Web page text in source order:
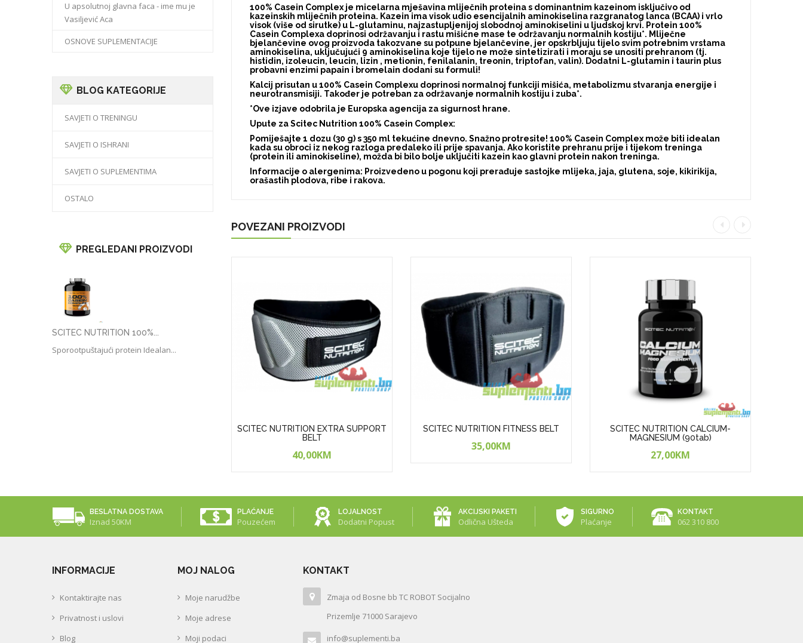
U apsolutnoj glavna faca - ime mu je
Vasiljević Aca
OSNOVE SUPLEMENTACIJE
BLOG KATEGORIJE
SAVJETI O TRENINGU
SAVJETI O ISHRANI
SAVJETI O SUPLEMENTIMA
OSTALO
PREGLEDANI PROIZVODI
SCITEC NUTRITION 100%...
Sporootpuštajući protein Idealan...
100% Casein Complex je micelarna mješavina mliječnih proteina s dominantnim kazeinom isključivo od
kazeinskih mliječnih proteina. Kazein ima visok udio esencijalnih aminokiselina razgranatog lanca (BCAA) i vrlo
visok (više od sirutke) u L-glutaminu, najzastupljenijoj slobodnoj aminokiselini u ljudskoj krvi. Protein 100%
Casein Complexa doprinosi održavanju i rastu mišićne mase te održavanju normalnih kostiju*. Mliječne
bjelančevine ovog proizvoda takozvane su potpune bjelančevine, jer opskrbljuju tijelo svim potrebnim vrstama
aminokiselina, uključujući 9 aminokiselina koje tijelo ne može sintetizirati i moraju se unositi prehranom (tj.
histidin, izoleucin, leucin, lizin , metionin, fenilalanin, treonin, triptofan, valin). Dodatni L-glutamin i taurin plus
probavni enzimi papain i bromelain dodani su formuli!
Kalcij prisutan u 100% Casein Complexu doprinosi normalnoj funkciji mišića, metabolizmu stvaranja energije i
neurotransmisiji. Također je potreban za održavanje normalnih kostiju i zuba*.
*Ove izjave odobrila je Europska agencija za sigurnost hrane.
Upute za Scitec Nutrition 100% Casein Complex:
Pomiješajte 1 dozu (30 g) s 350 ml tekućine dnevno. Snažno protresite! 100% Casein Complex može biti idealan
kada su obroci iz nekog razloga predaleko ili prije spavanja. Ako koristite prehranu prije i tijekom treninga
(protein ili aminokiseline), možda bi bilo bolje uključiti kazein kao glavni protein nakon treninga.
Informacije o alergenima: Proizvedeno u pogonu koji prerađuje sastojke mlijeka, jaja, glutena, soje, kikirikija,
orašastih plodova, ribe i rakova.
POVEZANI PROIZVODI
SCITEC NUTRITION EXTRA SUPPORT
BELT
40,00KM
SCITEC NUTRITION FITNESS BELT
35,00KM
SCITEC NUTRITION CALCIUM-
MAGNESIUM (90tab)
27,00KM
BESLATNA DOSTAVA
Iznad 50KM
PLAĆANJE
Pouzećem
LOJALNOST
Dodatni Popust
AKCIJSKI PAKETI
Odlična Ušteda
SIGURNO
Plaćanje
KONTAKT
062 310 800
INFORMACIJE
Kontaktirajte nas
Privatnost i uslovi
Blog
MOJ NALOG
Moje narudžbe
Moje adrese
Moji podaci
KONTAKT
Zmaja od Bosne bb TC ROBOT Socijalno
Prizemlje 71000 Sarajevo
info@suplementi.ba